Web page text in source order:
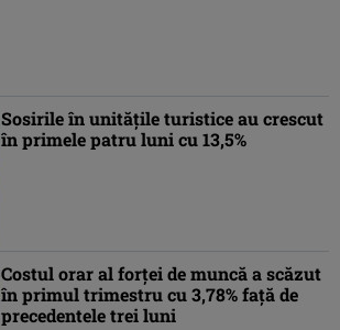
Sosirile în unităţile turistice au crescut
în primele patru luni cu 13,5%
Costul orar al forţei de muncă a scăzut
în primul trimestru cu 3,78% faţă de
precedentele trei luni